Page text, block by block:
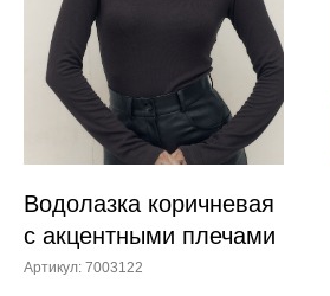
Водолазка коричневая
с акцентными плечами
Артикул: 7003122